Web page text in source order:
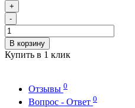
+
-
В корзину
Купить в 1 клик
Отзывы 0
Вопрос - Ответ 0